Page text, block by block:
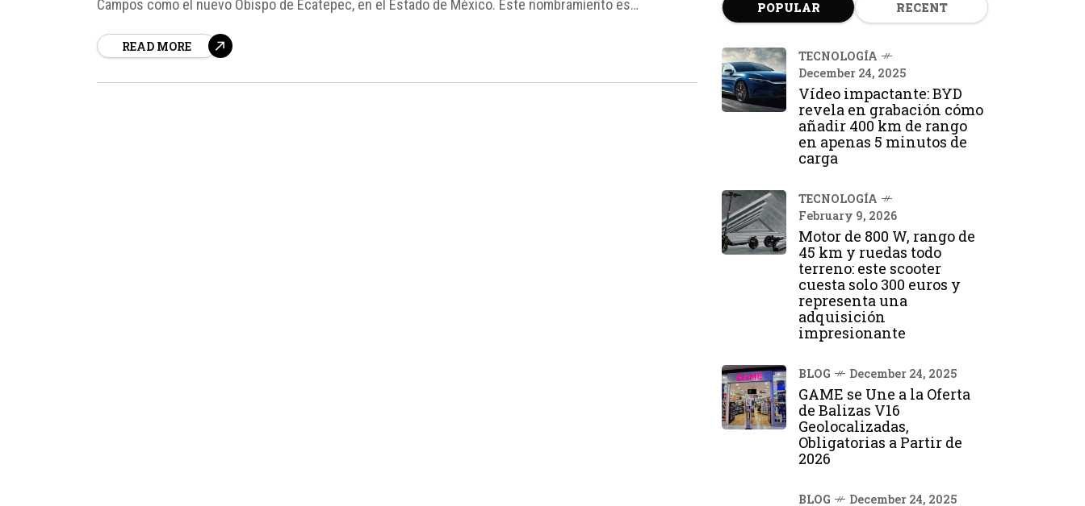
Campos como el nuevo Obispo de Ecatepec, en el Estado de México. Este nombramiento es
READ MORE
POPULAR RECENT
TECNOLOGÍA
December 24, 2025
Vídeo impactante: BYD
revela en grabación cómo
añadir 400 km de rango
en apenas 5 minutos de
carga
TECNOLOGÍA
February 9, 2026
Motor de 800 W, rango de
45 km y ruedas todo
terreno: este scooter
cuesta solo 300 euros y
representa una
adquisición
impresionante
BLOG December 24, 2025
GAME se Une a la Oferta
de Balizas V16
Geolocalizadas,
Obligatorias a Partir de
2026
BLOG December 24, 2025